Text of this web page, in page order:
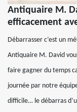
Antiquaire M.
efficacement
Débarrasser c’est un
Antiquaire M. David
faire gagner du temps
journée par notre
difficile… le débarras